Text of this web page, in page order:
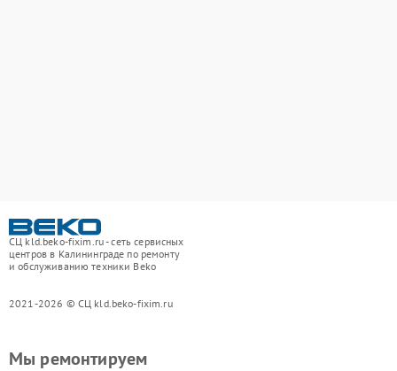
СЦ kld.beko-fixim.ru - сеть сервисных
центров в Калининграде по ремонту
и обслуживанию техники Beko
2021-2026 © СЦ kld.beko-fixim.ru
Мы ремонтируем